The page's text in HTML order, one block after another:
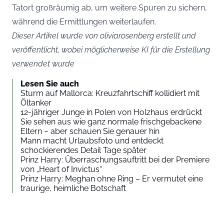
Tatort großräumig ab, um weitere Spuren zu sichern,
während die Ermittlungen weiterlaufen.
Dieser Artikel wurde von oliviarosenberg erstellt und
veröffentlicht, wobei möglicherweise KI für die Erstellung
verwendet wurde
Lesen Sie auch
Sturm auf Mallorca: Kreuzfahrtschiff kollidiert mit
Öltanker
12-jähriger Junge in Polen von Holzhaus erdrückt
Sie sehen aus wie ganz normale frischgebackene
Eltern – aber schauen Sie genauer hin
Mann macht Urlaubsfoto und entdeckt
schockierendes Detail Tage später
Prinz Harry: Überraschungsauftritt bei der Premiere
von „Heart of Invictus“
Prinz Harry: Meghan ohne Ring – Er vermutet eine
traurige, heimliche Botschaft